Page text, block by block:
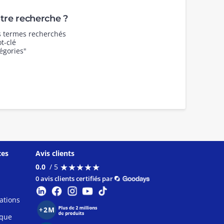
recherche ?
recherchés
clé
Avis clients
0.0 / 5 ★★★★★
★★★★★
0 avis clients certifiés par